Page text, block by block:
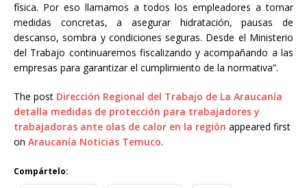
física. Por eso llamamos a todos los empleadores a tomar
medidas concretas, a asegurar hidratación, pausas de
descanso, sombra y condiciones seguras. Desde el Ministerio
del Trabajo continuaremos fiscalizando y acompañando a las
empresas para garantizar el cumplimiento de la normativa”.
The post Dirección Regional del Trabajo de La Araucanía
detalla medidas de protección para trabajadores y
trabajadoras ante olas de calor en la región appeared first
on Araucanía Noticias Temuco.
Compártelo: